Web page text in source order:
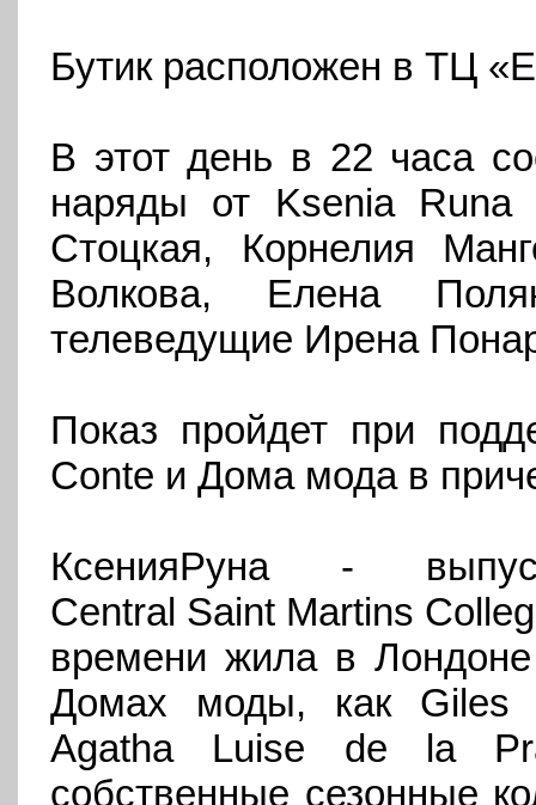
Бутик расположен в ТЦ
В этот день в 22 часа
наряды от Ksenia Runa
Стоцкая, Корнелия
Волкова, Елена
телеведущие Ирена
Показ пройдет при
Conte и Дома мода в
КсенияРуна-
Central Saint Martins
времени жила в
Домах моды, как Giles
Agatha Luise de la
собственные сезонные